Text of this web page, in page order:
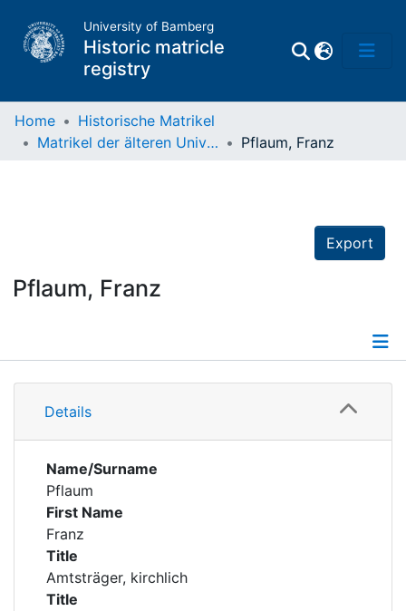
University of Bamberg
Historic matricle
registry
Home
Historische Matrikel
Matrikel der älteren Universität
Pflaum, Franz
Export
Pflaum, Franz
Details
Details
Name/Surname
Pflaum
First Name
Franz
Title
Amtsträger, kirchlich
Title